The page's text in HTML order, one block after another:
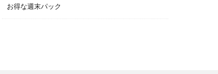
お得な週末パック